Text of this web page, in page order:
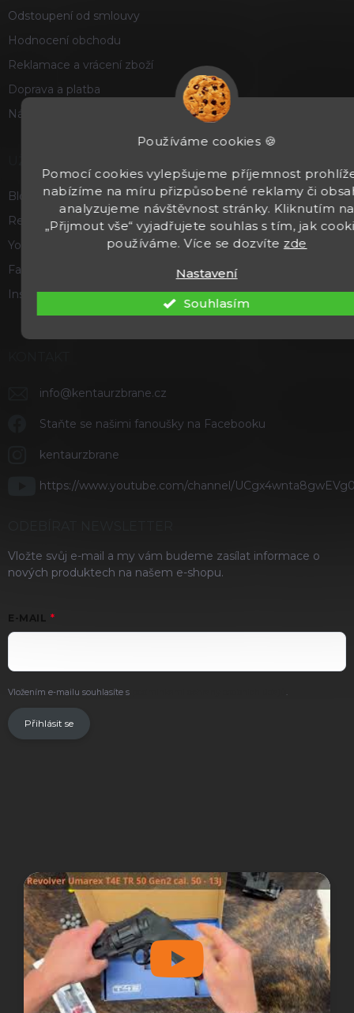
Používáme cookies 🍪
Pomocí cookies vylepšujeme příjemnost
nabízíme na míru přizpůsobené reklamy či
analyzujeme návštěvnost stránky. Kliknutím na
„Přijmout vše“ vyjadřujete souhlas s tím, jak
používáme. Více se dozvíte zde
Nastavení
Souhlasím
Odstoupení od smlouvy
Hodnocení obchodu
Reklamace a vrácení zboží
Doprava a platba
Náš příběh
Blog
Recenze a hodnocení
Youtube
Facebook
Instagram
info@kentaurzbrane.cz
Staňte se našimi fanoušky na Facebooku
kentaurzbrane
https://www.youtube.com/channel/
Vložte svůj e-mail a my vám budeme zasílat informace o
nových produktech na našem e-shopu.
E-MAIL
Vložením e-mailu souhlasíte s .
Přihlásit se